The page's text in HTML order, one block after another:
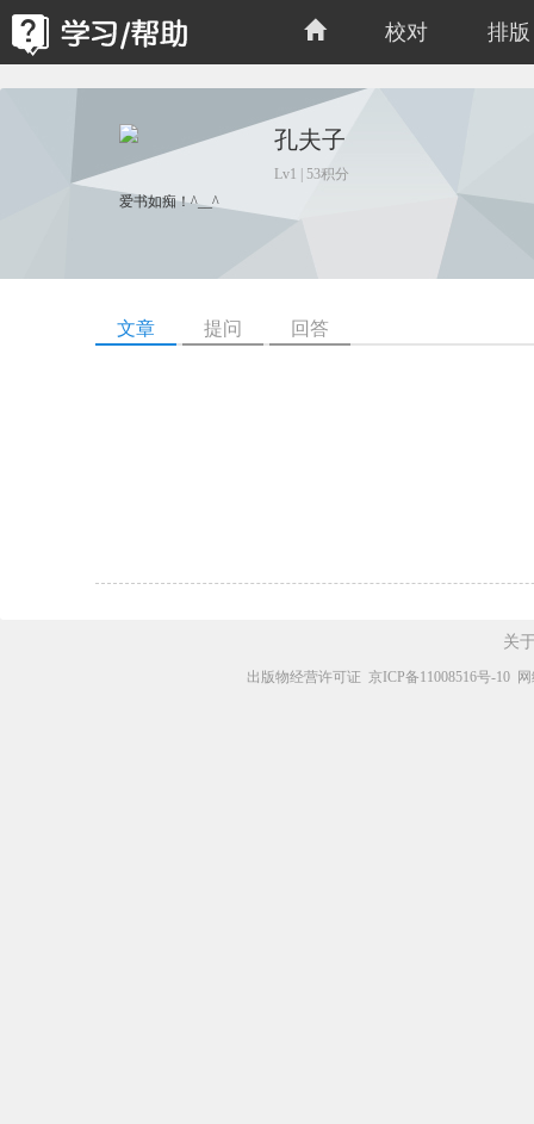
校对 排版
孔夫子
Lv1 | 53积分
爱书如痴！^__^
文章 提问 回答
关
出版物经营许可证 京ICP备11008516号-10